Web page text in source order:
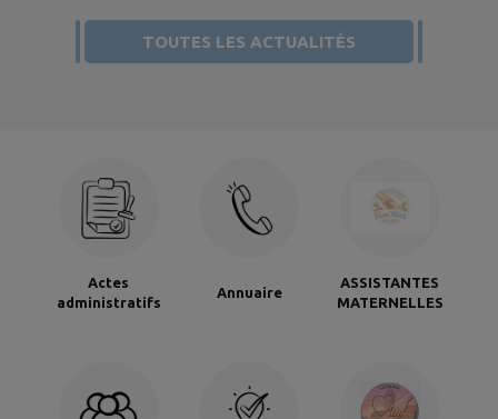
TOUTES LES ACTUALITÉS
Actes
administratifs
Annuaire
ASSISTANTES
MATERNELLES